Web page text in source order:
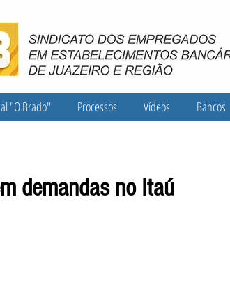
"O Brado" Processos Vídeos Bancos
demandas no Itaú